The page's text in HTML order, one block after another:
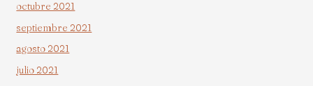
octubre 2021
septiembre 2021
agosto 2021
julio 2021